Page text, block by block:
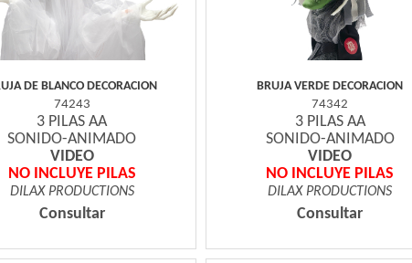
DE BLANCO DECORACION
74243
3 PILAS AA
SONIDO-ANIMADO
VIDEO
NO INCLUYE PILAS
DILAX PRODUCTIONS
Consultar
BRUJA VERDE DECORACION
74342
3 PILAS AA
SONIDO-ANIMADO
VIDEO
NO INCLUYE PILAS
DILAX PRODUCTIONS
Consultar